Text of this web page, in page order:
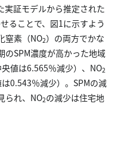
実証モデルから推定された
ることで、図1に示すよう
窒素（NO2）の両方でかな
のSPM濃度が高かった地域
値は6.565％減少）、NO2
0.543％減少）。SPMの減
られ、NO2の減少は住宅地